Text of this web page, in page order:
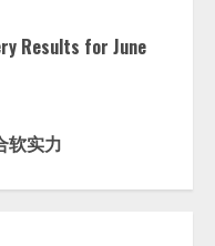
Results for June
软实力